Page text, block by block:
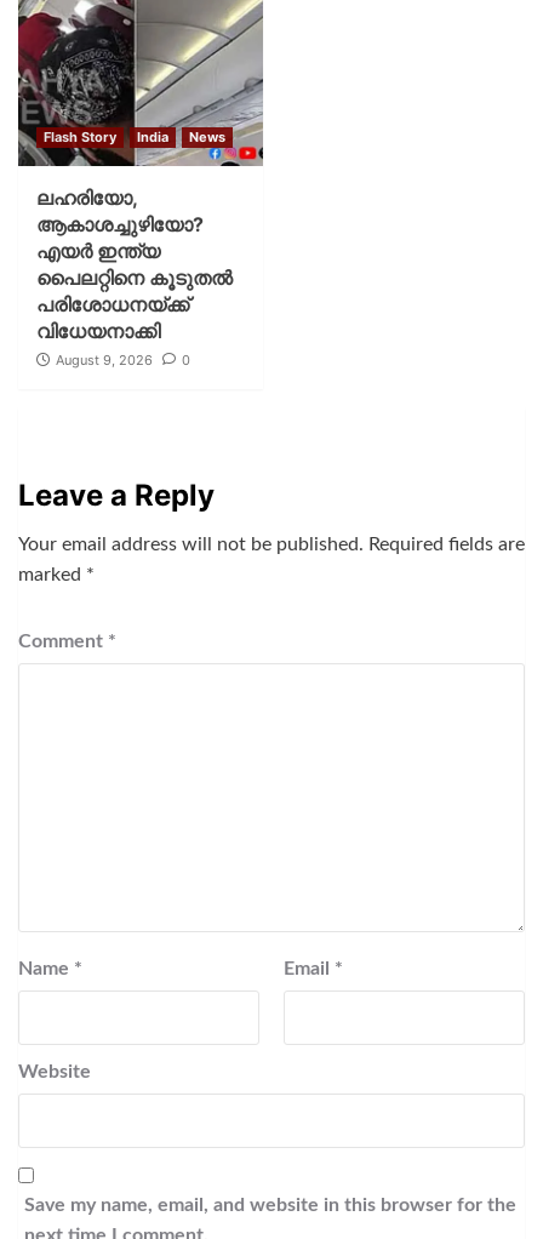
Flash Story India News
ലഹരിയോ,
ആകാശച്ചുഴിയോ?
എയര്‍ ഇന്ത്യ
പൈലറ്റിനെ കൂടുതല്‍
പരിശോധനയ്ക്ക്
വിധേയനാക്കി
August 9, 2026 0
Leave a Reply
Your email address will not be published. Required fields are
marked *
Comment *
Name * Email *
Website
Save my name, email, and website in this browser for the
next time I comment.